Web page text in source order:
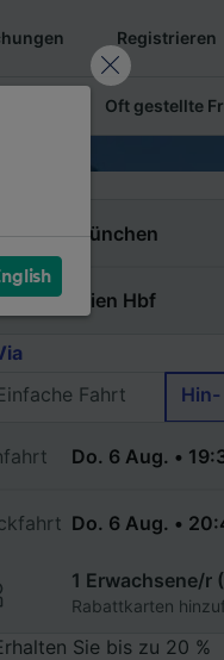
Registrieren
Oft gestellte
Fahrt
1 Erwachsene/r
Rabattkarten
Sie bis zu 20 %